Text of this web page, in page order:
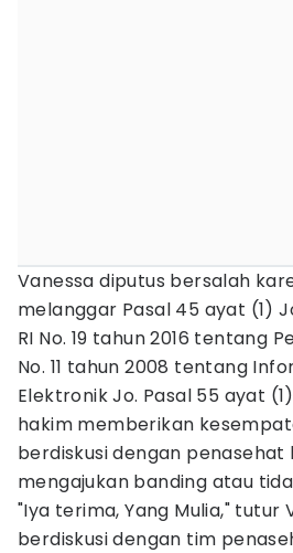
Vanessa diputus bersalah
melanggar Pasal 45 ayat (1)
RI No. 19 tahun 2016 tentang
No. 11 tahun 2008 tentang
Elektronik Jo. Pasal 55 ayat
hakim memberikan
berdiskusi dengan penasehat
mengajukan banding atau
"Iya terima, Yang Mulia," tutur
berdiskusi dengan tim